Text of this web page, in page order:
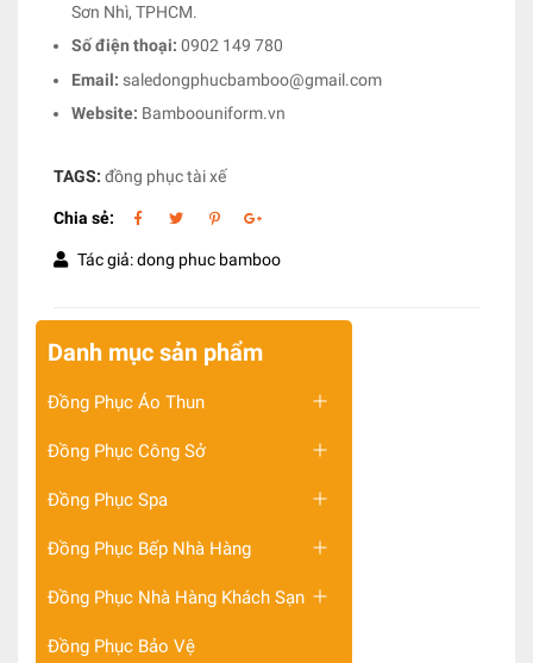
Sơn Nhì, TPHCM.
Số điện thoại: 0902 149 780
Email: saledongphucbamboo@gmail.com
Website: Bamboouniform.vn
TAGS: đồng phục tài xế
Chia sẻ:
Tác giả: dong phuc bamboo
Danh mục sản phẩm
Đồng Phục Áo Thun
Đồng Phục Công Sở
Đồng Phục Spa
Đồng Phục Bếp Nhà Hàng
Đồng Phục Nhà Hàng Khách Sạn
Đồng Phục Bảo Vệ